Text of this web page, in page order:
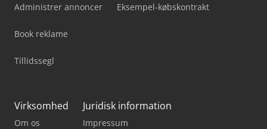
Administrer annoncer
Book reklame
Tillidssegl
Eksempel-købskontrakt
Virksomhed
Om os
Juridisk information
Impressum